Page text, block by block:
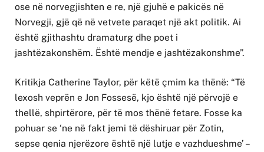
ose në norvegjishten e re, një gjuhë e pakicës në
Norvegji, gjë që në vetvete paraqet një akt politik. Ai
është gjithashtu dramaturg dhe poet i
jashtëzakonshëm. Është mendje e jashtëzakonshme”.
Kritikja Catherine Taylor, për këtë çmim ka thënë: “Të
lexosh veprën e Jon Fossesë, kjo është një përvojë e
thellë, shpirtërore, për të mos thënë fetare. Fosse ka
pohuar se ‘ne në fakt jemi të dëshiruar për Zotin,
sepse qenia njerëzore është një lutje e vazhdueshme’ –